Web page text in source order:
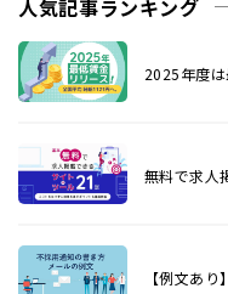
人気記事ランキング
2025年度
無料で求人
【例文あ